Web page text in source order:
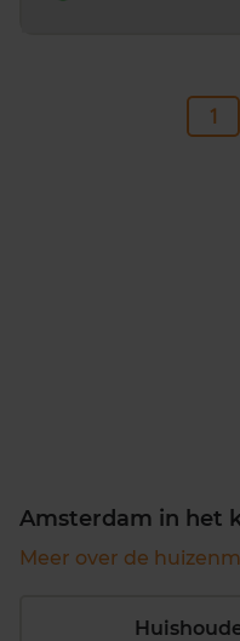
1
Amsterdam in het
Meer over de